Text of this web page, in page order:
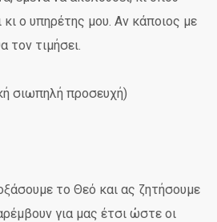
κι ο υπηρέτης μου. Αν κάποιος με
τον τιμήσει.
σιωπηλή προσευχή)
το Θεό και ας ζητήσουμε
για μας έτσι ώστε οι